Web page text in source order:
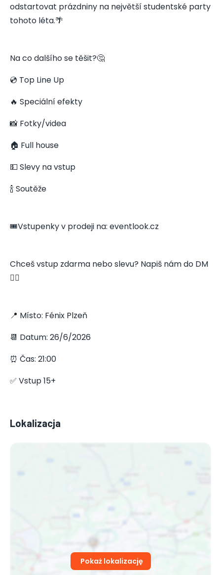
odstartovat prázdniny na největší studentské party
tohoto léta.🌴
Na co dalšího se těšit?🤔
💿 Top Line Up
🔥 Speciální efekty
📸 Fotky/videa
🏠 Full house
💵 Slevy na vstup
🍾 Soutěže
🎟️Vstupenky v prodeji na: eventlook.cz
Chceš vstup zdarma nebo slevu? Napiš nám do DM
👇🏻
📍 Místo: Fénix Plzeň
📆 Datum: 26/6/2026
⏰ Čas: 21:00
✅ Vstup 15+
Lokalizacja
Pokaż lokalizację